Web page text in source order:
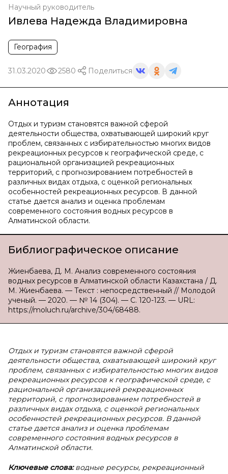
Научный руководитель
Ивлева Надежда Владимировна
География
31.03.2020 2580 Поделиться
Аннотация
Отдых и туризм становятся важной сферой
деятельности общества, охватывающей широкий круг
проблем, связанных с избирательностью многих видов
рекреационных ресурсов к географической среде, с
рациональной организацией рекреационных
территорий, с прогнозированием потребностей в
различных видах отдыха, с оценкой региональных
особенностей рекреационных ресурсов. В данной
статье дается анализ и оценка проблемам
современного состояния водных ресурсов в
Алматинской области.
Библиографическое описание
Жиенбаева, Д. М. Анализ современного состояния
водных ресурсов в Алматинской области Казахстана / Д.
М. Жиенбаева. — Текст : непосредственный // Молодой
ученый. — 2020. — № 14 (304). — С. 120-123. — URL:
https://moluch.ru/archive/304/68488.
Отдых и туризм становятся важной сферой
деятельности общества, охватывающей широкий круг
проблем, связанных с избирательностью многих видов
рекреационных ресурсов к географической среде, с
рациональной организацией рекреационных
территорий, с прогнозированием потребностей в
различных видах отдыха, с оценкой региональных
особенностей рекреационных ресурсов. В данной
статье дается анализ и оценка проблемам
современного состояния водных ресурсов в
Алматинской области.
Ключевые слова:водные ресурсы, рекреационный